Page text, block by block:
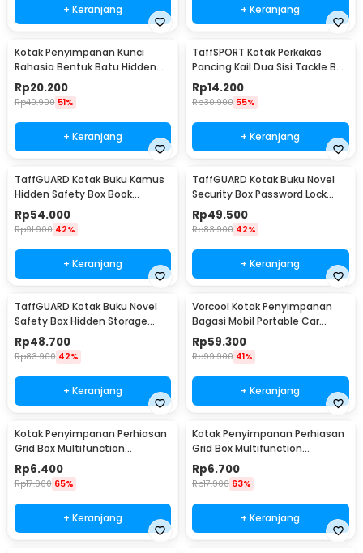
+ Keranjang + Keranjang
Kotak Penyimpanan Kunci
Rahasia Bentuk Batu Hidden
Key Box - B0521
Rp20.200
Rp40.900 51%
+ Keranjang
TaffSPORT Kotak Perkakas
Pancing Kail Dua Sisi Tackle Box
14 Grid - LX01
Rp14.200
Rp30.900 55%
+ Keranjang
TaffGUARD Kotak Buku Kamus
Hidden Safety Box Book
Password Lock Size S - KB-10P
Rp54.000
Rp91.900 42%
+ Keranjang
TaffGUARD Kotak Buku Novel
Security Box Password Lock
Size S - KB-20P
Rp49.500
Rp83.900 42%
+ Keranjang
TaffGUARD Kotak Buku Novel
Safety Box Hidden Storage
Password Lock - KB-30P
Rp48.700
Rp83.900 42%
+ Keranjang
Vorcool Kotak Penyimpanan
Bagasi Mobil Portable Car
Storage Box 25 L - VL25
Rp59.300
Rp99.900 41%
+ Keranjang
Kotak Penyimpanan Perhiasan
Grid Box Multifunction
Organizer 24 Slot - J13/J24
Rp6.400
Rp17.900 65%
+ Keranjang
Kotak Penyimpanan Perhiasan
Grid Box Multifunction
Organizer 13 Slot - J13/J24
Rp6.700
Rp17.900 63%
+ Keranjang